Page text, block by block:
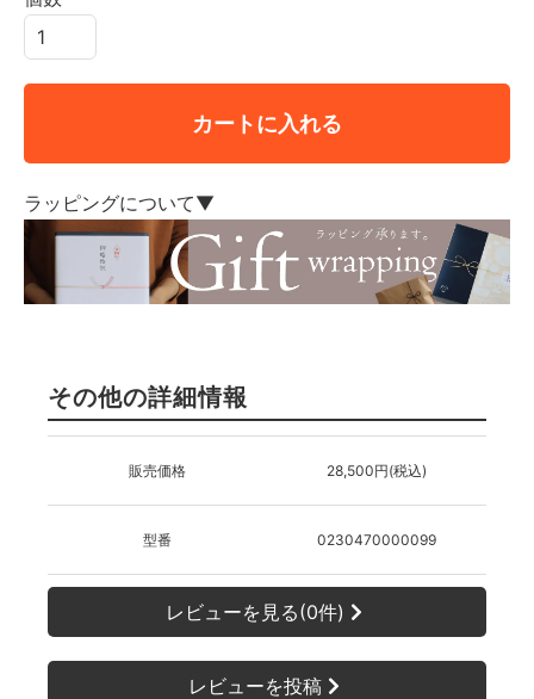
カートに入れる
ラッピングについて▼
その他の詳細情報
販売価格 28,500円(税込)
型番 0230470000099
レビューを見る(0件)
レビューを投稿